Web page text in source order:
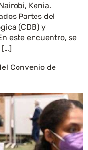
Kenia.
Partes del
(CDB) y
este encuentro, se
[…]
Convenio de